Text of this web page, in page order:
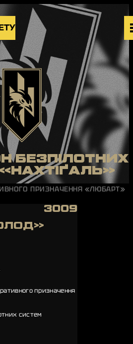
БЕЗПІЛОТНИХ
ПРИЗНАЧЕННЯ «ЛЮБАРТ»
3009
призначення
систем